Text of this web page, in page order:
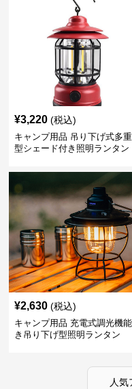
¥3,220 (税込)
キャンプ用品 吊り下げ式多
型シェード付き照明ランタン
¥2,630 (税込)
キャンプ用品 充電式調光機
き吊り下げ型照明ランタン
人